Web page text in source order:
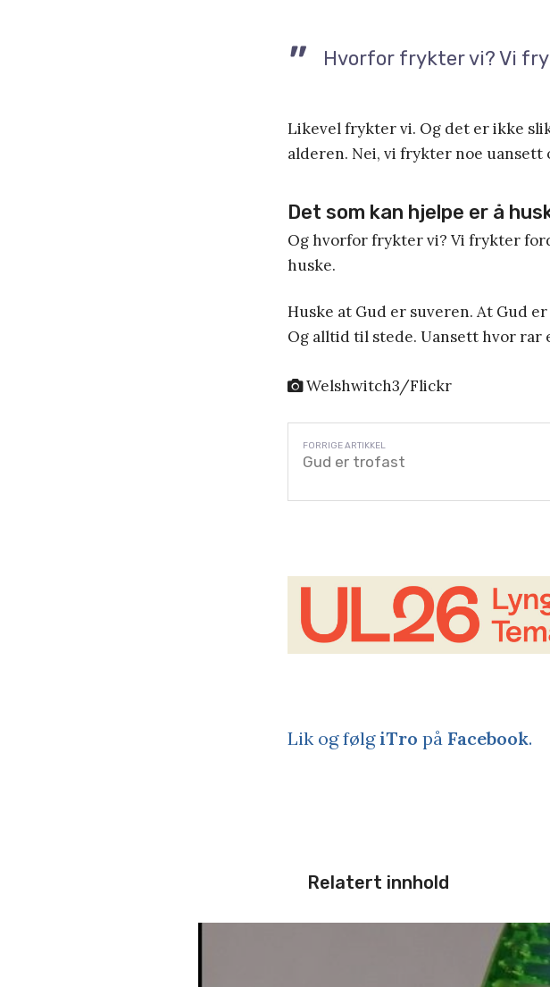
Hvorfor frykter vi? Vi
Likevel frykter vi. Og det er ikke
alderen. Nei, vi frykter noe uansett
Det som kan hjelpe er å
Og hvorfor frykter vi? Vi frykter
huske.
Huske at Gud er suveren. At Gud
Og alltid til stede. Uansett hvor rar
Welshwitch3/Flickr
Gud er trofast
Lik og følgiTro på Facebook.
Relatert innhold